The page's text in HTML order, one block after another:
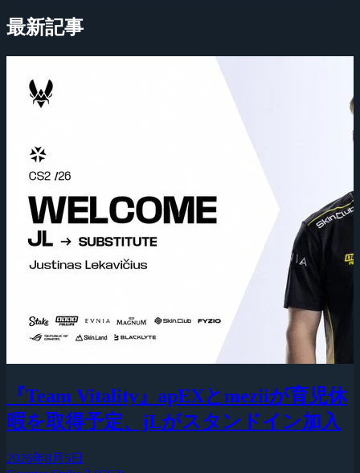
最新記事
『Team Vitality』apEXとmeziiが育児休
暇を取得予定、jLがスタンドイン加入
2026年8月5日